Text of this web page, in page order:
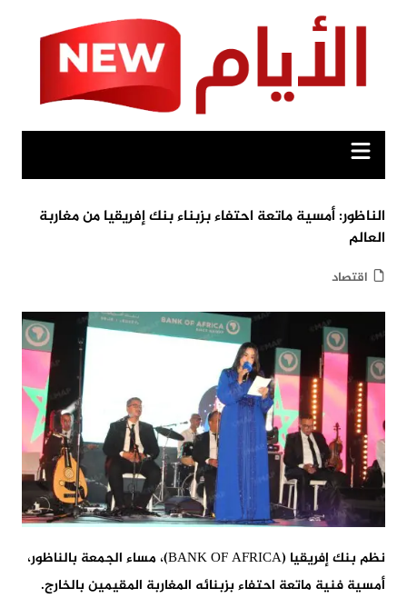
الناظور: أمسية ماتعة احتفاء بزبناء بنك إفريقيا من مغاربة
العالم
اقتصاد
نظم بنك إفريقيا (BANK OF AFRICA)، مساء الجمعة بالناظور،
أمسية فنية ماتعة احتفاء بزبنائه المغاربة المقيمين بالخارج.